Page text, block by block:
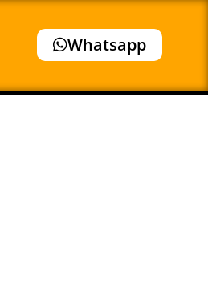
Whatsapp